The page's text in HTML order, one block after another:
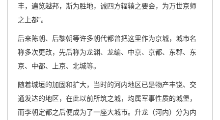
丰，遍览越邦，斯为胜地，诚四方辐辏之要会，为万世京师
之上都”。
后来陈朝、后黎朝等许多朝代都曾把这里作为京城，城市名
称多次更改，先后称为龙渊、龙编、中京、京都、东郡、东
京、中都、上京、北城等。
随着城垣的加固和扩大，当时的河内地区已是物产丰饶、交
通发达的地区，在此以前所筑之城，均属军事性质的城堡，
而李朝定都之后便成为了一座大城市。升龙（河内）分为内